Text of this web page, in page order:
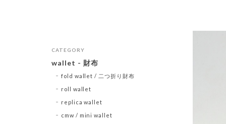
CATEGORY
wallet - 財布
fold wallet / 二つ折り財布
roll wallet
replica wallet
cmw / mini wallet